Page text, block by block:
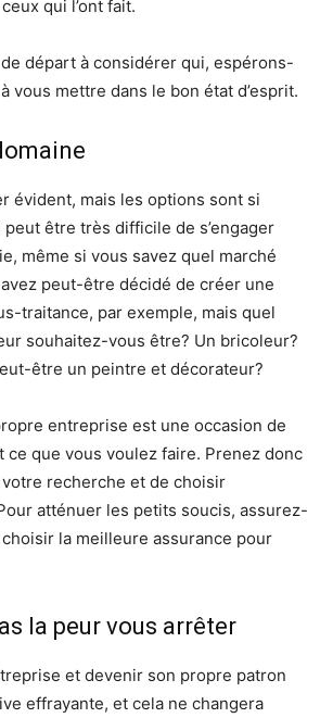
qui l’ont fait.
départ à considérer qui, espérons-
vous mettre dans le bon état d’esprit.
évident, mais les options sont si
peut être très difficile de s’engager
même si vous savez quel marché
peut-être décidé de créer une
traitance, par exemple, mais quel
souhaitez-vous être? Un bricoleur?
être un peintre et décorateur?
entreprise est une occasion de
ce que vous voulez faire. Prenez donc
recherche et de choisir
atténuer les petits soucis, assurez-
la meilleure assurance pour
la peur vous arrêter
et devenir son propre patron
effrayante, et cela ne changera